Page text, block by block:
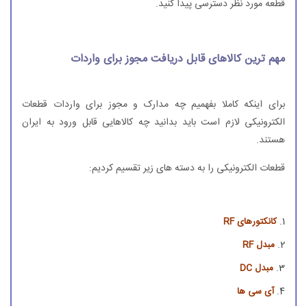
قطعه مورد نظر دسترسی پیدا کنید.
مهم ترین کالاهای قابل دریافت مجوز برای واردات
برای اینکه کاملا بفهمیم چه مدارک و مجوز برای واردات قطعات
الکترونیکی لازم است باید بدانید چه کالاهایی قابل ورود به ایران
هستند.
قطعات الکترونیکی را به دسته های زیر تقسیم کردیم:
کانکتورهای RF
مبدل RF
مبدل DC
آی سی ها